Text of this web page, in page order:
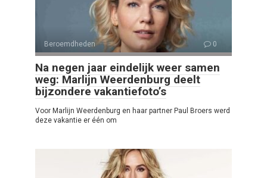
Beroemdheden 0
Na negen jaar eindelijk weer samen
weg: Marlijn Weerdenburg deelt
bijzondere vakantiefoto’s
Voor Marlijn Weerdenburg en haar partner Paul Broers werd
deze vakantie er één om